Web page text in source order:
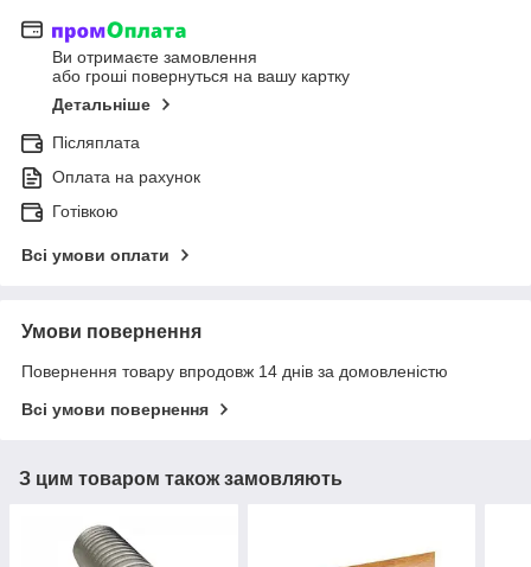
Ви отримаєте замовлення
або гроші повернуться на вашу картку
Детальніше
Післяплата
Оплата на рахунок
Готівкою
Всі умови оплати
Умови повернення
Повернення товару впродовж 14 днів за домовленістю
Всі умови повернення
З цим товаром також замовляють